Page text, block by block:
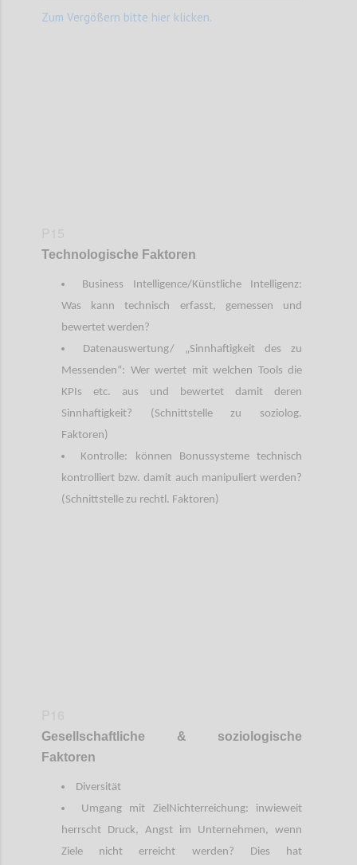
Zum Vergößern bitte hier klicken.
Technologische Faktoren
Business Intelligence/Künstliche Intelligenz:
Was kann technisch erfasst, gemessen und
bewertet werden?
Datenauswertung/ „Sinnhaftigkeit des zu
Messenden“: Wer wertet mit welchen Tools die
KPIs etc. aus und bewertet damit deren
Sinnhaftigkeit? (Schnittstelle zu soziolog.
Faktoren)
Kontrolle: können Bonussysteme technisch
kontrolliert bzw. damit auch manipuliert werden?
(Schnittstelle zu rechtl. Faktoren)
Gesellschaftliche & soziologische
Faktoren
Diversität
Umgang mit ZielNichterreichung: inwieweit
herrscht Druck, Angst im Unternehmen, wenn
Ziele nicht erreicht werden? Dies hat